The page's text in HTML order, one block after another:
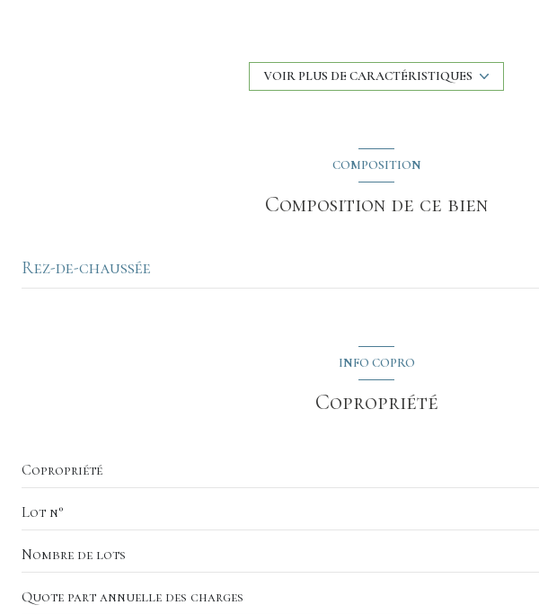
2ème étage
VOIR PLUS DE CARACTÉRISTIQUES
COMPOSITION
Composition de ce bien
Rez-de-chaussée
WC
entrée
INFO COPRO
Copropriété
Copropriété
Lot n°
Nombre de lots
Quote part annuelle des charges